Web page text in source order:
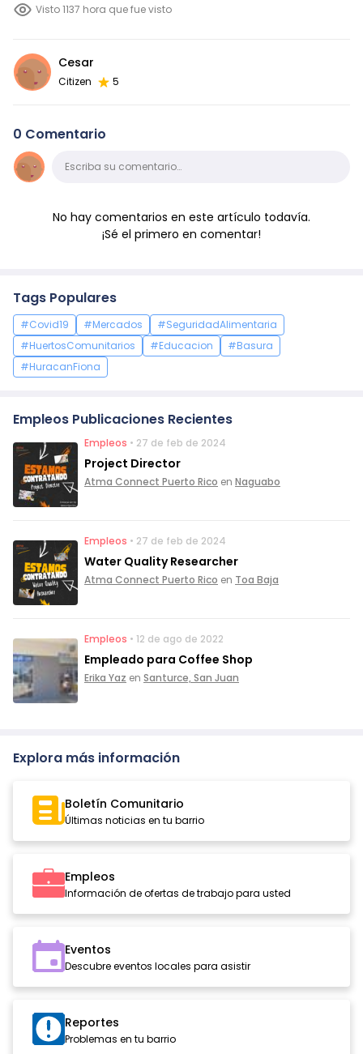
Visto 1137 hora que fue visto
Cesar
Citizen 5
0 Comentario
ComentarioEscriba su comentario…
No hay comentarios en este artículo todavía.
¡Sé el primero en comentar!
Tags Populares
#Covid19 #Mercados
#SeguridadAlimentaria
#HuertosComunitarios
#Educacion
#Basura
#HuracanFiona
Empleos Publicaciones Recientes
Empleos • 27 de feb de 2024
Project Director
Atma Connect Puerto Rico en Naguabo
Empleos • 27 de feb de 2024
Water Quality Researcher
Atma Connect Puerto Rico en Toa Baja
Empleos • 12 de ago de 2022
Empleado para Coffee Shop
Erika Yaz en Santurce, San Juan
Explora más información
Boletín Comunitario
Últimas noticias en tu barrio
Empleos
Información de ofertas de trabajo para usted
Eventos
Descubre eventos locales para asistir
Reportes
Problemas en tu barrio